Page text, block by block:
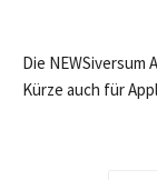
Die NEWSiversum
Kürze auch für